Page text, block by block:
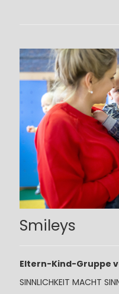
Smileys
Eltern-Kind-Gruppe
SINNLICHKEIT MACHT